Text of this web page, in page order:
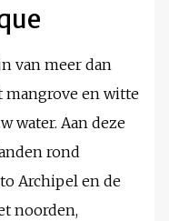
van meer dan
mangrove en witte
water. Aan deze
rond
Archipel en de
noorden,